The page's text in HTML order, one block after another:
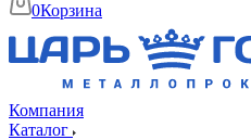
0Корзина
Компания
Каталог